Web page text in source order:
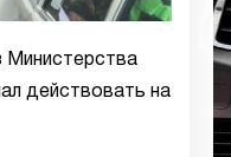
Министерства
действовать на